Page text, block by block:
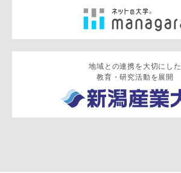
地域との連携を大切にした
教育・研究活動を展開